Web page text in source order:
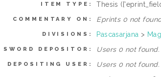
ITEM TYPE: Thesis
COMMENTARY ON: Eprints 0 not
DIVISIONS: Pascasarjana >
SWORD DEPOSITOR: Users 0 not found.
DEPOSITING USER: Users 0 not found.